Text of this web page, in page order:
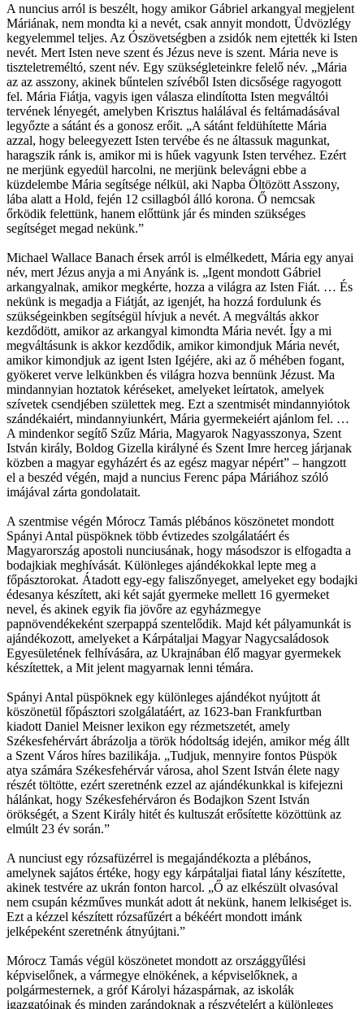
A nuncius arról is beszélt, hogy amikor Gábriel arkangyal megjelent
Máriának, nem mondta ki a nevét, csak annyit mondott, Üdvözlégy
kegyelemmel teljes. Az Ószövetségben a zsidók nem ejtették ki Isten
nevét. Mert Isten neve szent és Jézus neve is szent. Mária neve is
tiszteletreméltó, szent név. Egy szükségleteinkre felelő név. „Mária
az az asszony, akinek bűntelen szívéből Isten dicsősége ragyogott
fel. Mária Fiátja, vagyis igen válasza elindította Isten megváltói
tervének lényegét, amelyben Krisztus halálával és feltámadásával
legyőzte a sátánt és a gonosz erőit. „A sátánt feldühítette Mária
azzal, hogy beleegyezett Isten tervébe és ne áltassuk magunkat,
haragszik ránk is, amikor mi is hűek vagyunk Isten tervéhez. Ezért
ne merjünk egyedül harcolni, ne merjünk belevágni ebbe a
küzdelembe Mária segítsége nélkül, aki Napba Öltözött Asszony,
lába alatt a Hold, fején 12 csillagból álló korona. Ő nemcsak
őrködik felettünk, hanem előttünk jár és minden szükséges
segítséget megad nekünk.”
Michael Wallace Banach érsek arról is elmélkedett, Mária egy anyai
név, mert Jézus anyja a mi Anyánk is. „Igent mondott Gábriel
arkangyalnak, amikor megkérte, hozza a világra az Isten Fiát. … És
nekünk is megadja a Fiátját, az igenjét, ha hozzá fordulunk és
szükségeinkben segítségül hívjuk a nevét. A megváltás akkor
kezdődött, amikor az arkangyal kimondta Mária nevét. Így a mi
megváltásunk is akkor kezdődik, amikor kimondjuk Mária nevét,
amikor kimondjuk az igent Isten Igéjére, aki az ő méhében fogant,
gyökeret verve lelkünkben és világra hozva bennünk Jézust. Ma
mindannyian hoztatok kéréseket, amelyeket leírtatok, amelyek
szívetek csendjében születtek meg. Ezt a szentmisét mindannyiótok
szándékaiért, mindannyiunkért, Mária gyermekeiért ajánlom fel. …
A mindenkor segítő Szűz Mária, Magyarok Nagyasszonya, Szent
István király, Boldog Gizella királyné és Szent Imre herceg járjanak
közben a magyar egyházért és az egész magyar népért” – hangzott
el a beszéd végén, majd a nuncius Ferenc pápa Máriához szóló
imájával zárta gondolatait.
A szentmise végén Mórocz Tamás plébános köszönetet mondott
Spányi Antal püspöknek több évtizedes szolgálatáért és
Magyarország apostoli nunciusának, hogy másodszor is elfogadta a
bodajkiak meghívását. Különleges ajándékokkal lepte meg a
főpásztorokat. Átadott egy-egy faliszőnyeget, amelyeket egy bodajki
édesanya készített, aki két saját gyermeke mellett 16 gyermeket
nevel, és akinek egyik fia jövőre az egyházmegye
papnövendékeként szerpappá szentelődik. Majd két pályamunkát is
ajándékozott, amelyeket a Kárpátaljai Magyar Nagycsaládosok
Egyesületének felhívására, az Ukrajnában élő magyar gyermekek
készítettek, a Mit jelent magyarnak lenni témára.
Spányi Antal püspöknek egy különleges ajándékot nyújtott át
köszönetül főpásztori szolgálatáért, az 1623-ban Frankfurtban
kiadott Daniel Meisner lexikon egy rézmetszetét, amely
Székesfehérvárt ábrázolja a török hódoltság idején, amikor még állt
a Szent Város híres bazilikája. „Tudjuk, mennyire fontos Püspök
atya számára Székesfehérvár városa, ahol Szent István élete nagy
részét töltötte, ezért szeretnénk ezzel az ajándékunkkal is kifejezni
hálánkat, hogy Székesfehérváron és Bodajkon Szent István
örökségét, a Szent Király hitét és kultuszát erősítette közöttünk az
elmúlt 23 év során.”
A nunciust egy rózsafüzérrel is megajándékozta a plébános,
amelynek sajátos értéke, hogy egy kárpátaljai fiatal lány készítette,
akinek testvére az ukrán fonton harcol. „Ő az elkészült olvasóval
nem csupán kézműves munkát adott át nekünk, hanem lelkiséget is.
Ezt a kézzel készített rózsafűzért a békéért mondott imánk
jelképeként szeretnénk átnyújtani.”
Mórocz Tamás végül köszönetet mondott az országgyűlési
képviselőnek, a vármegye elnökének, a képviselőknek, a
polgármesternek, a gróf Károlyi házaspárnak, az iskolák
igazgatóinak és minden zarándoknak a részvételért a különleges